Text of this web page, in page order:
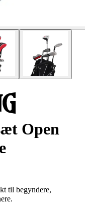
Open
til begyndere,